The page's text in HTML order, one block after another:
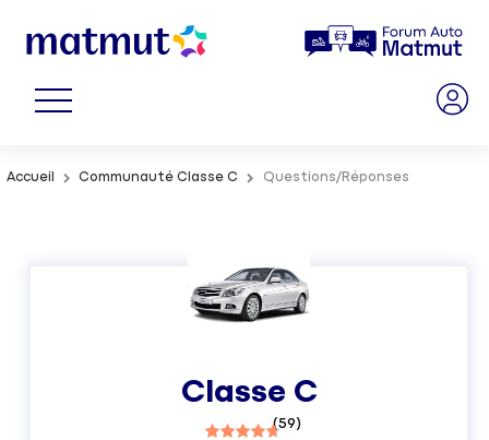
Accueil Communauté Classe C Questions/Réponses
Classe C
(59)